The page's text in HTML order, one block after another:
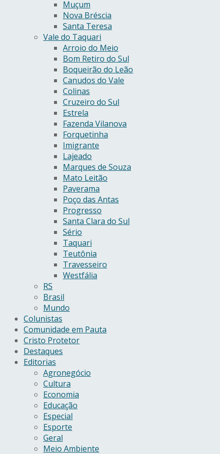
Muçum
Nova Bréscia
Santa Teresa
Vale do Taquari
Arroio do Meio
Bom Retiro do Sul
Boqueirão do Leão
Canudos do Vale
Colinas
Cruzeiro do Sul
Estrela
Fazenda Vilanova
Forquetinha
Imigrante
Lajeado
Marques de Souza
Mato Leitão
Paverama
Poço das Antas
Progresso
Santa Clara do Sul
Sério
Taquari
Teutônia
Travesseiro
Westfália
RS
Brasil
Mundo
Colunistas
Comunidade em Pauta
Cristo Protetor
Destaques
Editorias
Agronegócio
Cultura
Economia
Educação
Especial
Esporte
Geral
Meio Ambiente